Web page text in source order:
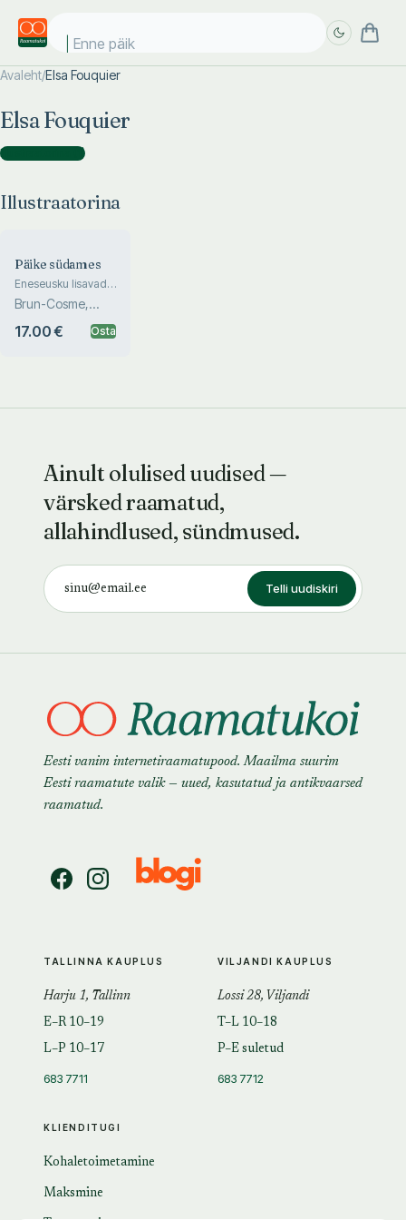
Enne päike
Avaleht/Elsa Fouquier
Elsa Fouquier
Illustraatorina )
Illustraatorina
Päike südames
Eneseusku lisavad
lood
Brun-Cosme,
17.00 € Osta
Ainult olulised uudised —
värsked raamatud,
allahindlused, sündmused.
Telli uudiskiri
Eesti vanim internetiraamatupood. Maailma suurim
Eesti raamatute valik — uued, kasutatud ja antikvaarsed
raamatud.
KLIENDITUGI
Kohaletoimetamine
Maksmine
TALLINNA KAUPLUS
Harju 1, Tallinn
E–R 10–19
L–P 10–17
683 7711
VILJANDI KAUPLUS
Lossi 28, Viljandi
T–L 10–18
P–E suletud
683 7712